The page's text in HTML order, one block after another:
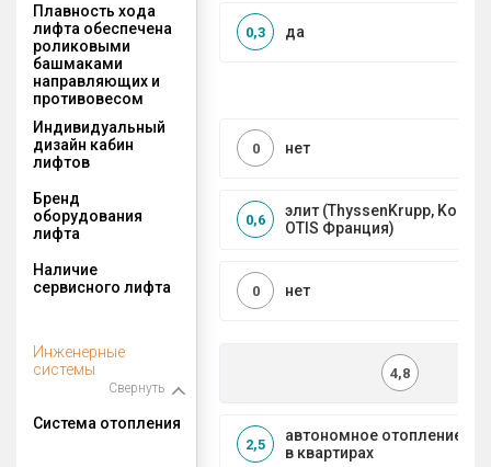
Плавность хода
лифта обеспечена
роликовыми
башмаками
направляющих и
противовесом
да
0,3
Индивидуальный
дизайн кабин
лифтов
нет
0
Бренд
оборудования
лифта
элит (ThyssenKrupp, Kone,
OTIS Франция)
0,6
Наличие
сервисного лифта
нет
0
Инженерные
системы
Свернуть
4,8
Система отопления
автономное отопление
в квартирах
2,5